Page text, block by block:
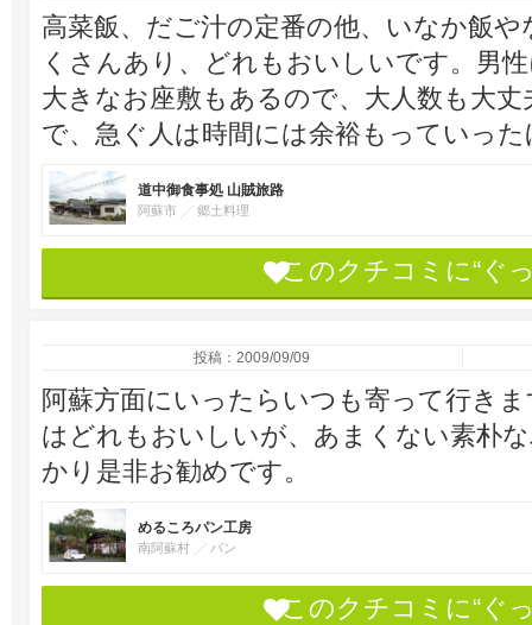
高菜飯、だご汁の定番の他、いなか飯
くさんあり、どれもおいしいです。男
大きなお座敷もあるので、大人数も大
で、急ぐ人は時間には余裕もっていっ
道中御食事処 山賊旅路
阿蘇市 郷土料理
このクチコミに“ぐ
投稿：2009/09/09
阿蘇方面にいったらいつも寄って行き
はどれもおいしいが、あまくない素朴
かり是非お勧めです。
めるころパン工房
南阿蘇村 パン
このクチコミに“ぐ